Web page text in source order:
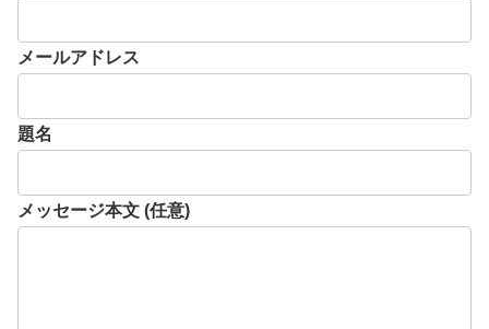
メールアドレス
題名
メッセージ本文 (任意)